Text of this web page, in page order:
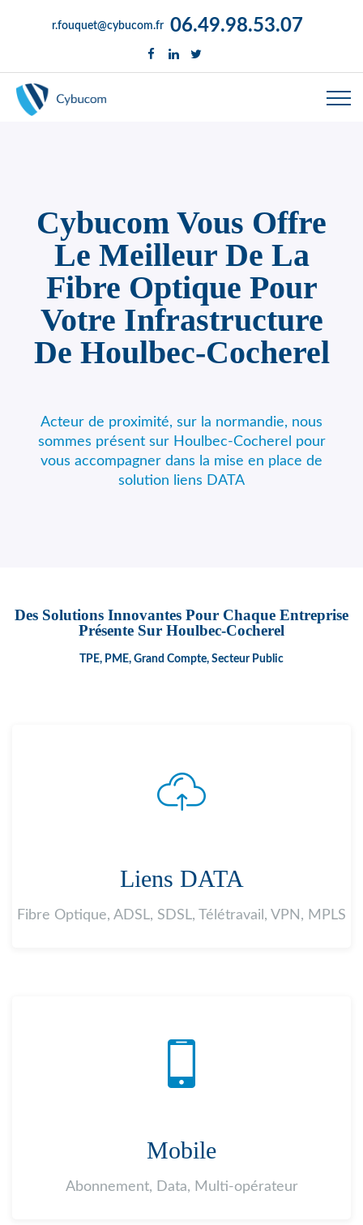
r.fouquet@cybucom.fr 06.49.98.53.07
Cybucom Vous Offre
Le Meilleur De La
Fibre Optique Pour
Votre Infrastructure
De Houlbec-Cocherel
Acteur de proximité, sur la normandie, nous
sommes présent sur Houlbec-Cocherel pour
vous accompagner dans la mise en place de
solution liens DATA
Des Solutions Innovantes Pour Chaque Entreprise
Présente Sur Houlbec-Cocherel
TPE, PME, Grand Compte, Secteur Public
Liens DATA
Fibre Optique, ADSL, SDSL, Télétravail, VPN, MPLS
Mobile
Abonnement, Data, Multi-opérateur